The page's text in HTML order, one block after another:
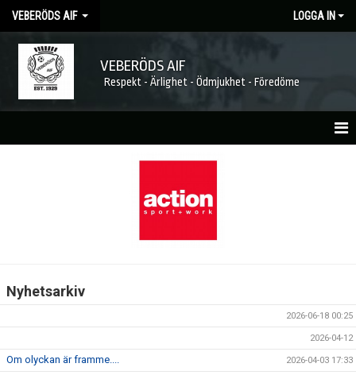
VEBERÖDS AIF LOGGA IN
VEBERÖDS AIF
Respekt - Ärlighet - Ödmjukhet - Föredöme
FÖRENINGEN
SPONSORER
Nyhetsarkiv
2026-06-18 00:25
2026-04-12
Om olyckan är framme.... 2026-04-03 17:33